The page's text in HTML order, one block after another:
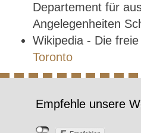
Departement für
Angelegenheiten
Wikipedia - Die
Toronto
Empfehle unsere